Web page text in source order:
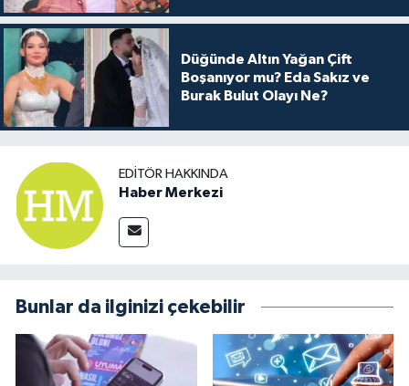
Düğünde Altın Yağan Çift
Boşanıyor mu? Eda Sakız ve
Burak Bulut Olayı Ne?
EDITÖR HAKKINDA
Haber Merkezi
Bunlar da ilginizi çekebilir